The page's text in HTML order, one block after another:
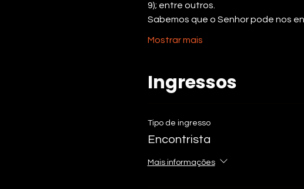
9); entre outros.
Sabemos que o Senhor pode nos
Mostrar mais
Ingressos
Tipo de ingresso
Encontrista
Mais informações